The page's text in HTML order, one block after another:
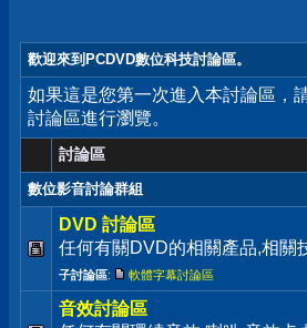
歡迎來到PCDVD數位科技討論區。
如果這是您第一次進入本討論區，
討論區進行瀏覽。
討論區
數位影音討論群組
DVD 討論區
任何有關DVD的相關產品,相關
子討論區: 軟體字幕討論區
音效討論區